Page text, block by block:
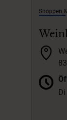
Shoppen